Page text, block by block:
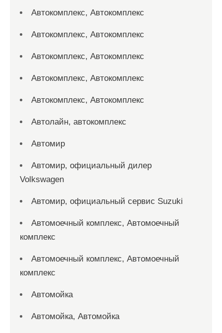
Автокомплекс, Автокомплекс
Автокомплекс, Автокомплекс
Автокомплекс, Автокомплекс
Автокомплекс, Автокомплекс
Автокомплекс, Автокомплекс
Автолайн, автокомплекс
Автомир
Автомир, официальный дилер
Volkswagen
Автомир, официальный сервис Suzuki
Автомоечный комплекс, Автомоечный
комплекс
Автомоечный комплекс, Автомоечный
комплекс
Автомойка
Автомойка, Автомойка